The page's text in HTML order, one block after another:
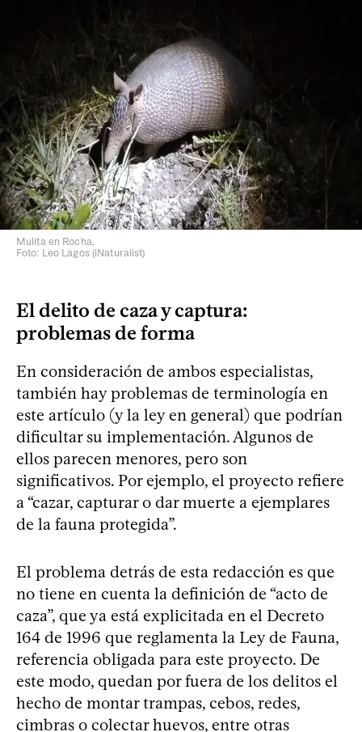
Mulita en Rocha.
Foto: Leo Lagos (iNaturalist)
El delito de caza y captura:
problemas de forma
En consideración de ambos especialistas,
también hay problemas de terminología en
este artículo (y la ley en general) que podrían
dificultar su implementación. Algunos de
ellos parecen menores, pero son
significativos. Por ejemplo, el proyecto refiere
a “cazar, capturar o dar muerte a ejemplares
de la fauna protegida”.
El problema detrás de esta redacción es que
no tiene en cuenta la definición de “acto de
caza”, que ya está explicitada en el Decreto
164 de 1996 que reglamenta la Ley de Fauna,
referencia obligada para este proyecto. De
este modo, quedan por fuera de los delitos el
hecho de montar trampas, cebos, redes,
cimbras o colectar huevos, entre otras